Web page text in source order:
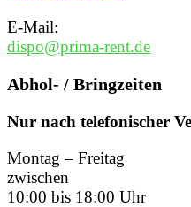
E-Mail:
dispo@prima-rent.de
Abhol- / Bringzeiten
Nur nach telefonischer
Montag – Freitag
zwischen
10:00 bis 18:00 Uhr